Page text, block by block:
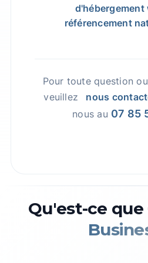
d'hébergement
référencement
Pour toute question
veuillez
nous
nous au 07 85
Qu'est-ce que